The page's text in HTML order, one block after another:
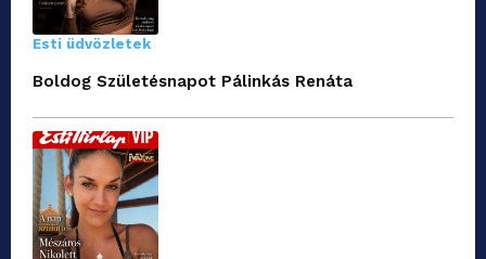
Esti üdvözletek
Boldog Születésnapot Pálinkás Renáta